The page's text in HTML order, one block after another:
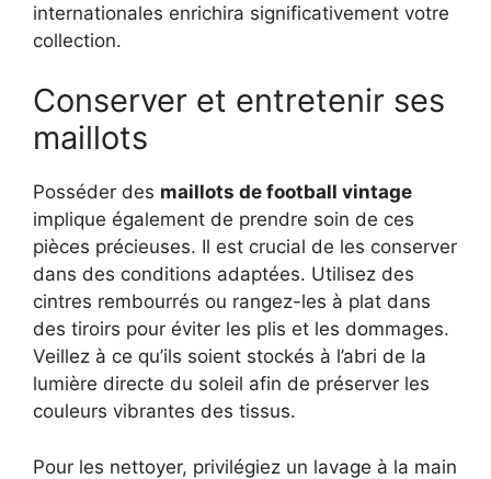
internationales enrichira significativement votre
collection.
Conserver et entretenir ses
maillots
Posséder des maillots de football vintage
implique également de prendre soin de ces
pièces précieuses. Il est crucial de les conserver
dans des conditions adaptées. Utilisez des
cintres rembourrés ou rangez-les à plat dans
des tiroirs pour éviter les plis et les dommages.
Veillez à ce qu’ils soient stockés à l’abri de la
lumière directe du soleil afin de préserver les
couleurs vibrantes des tissus.
Pour les nettoyer, privilégiez un lavage à la main